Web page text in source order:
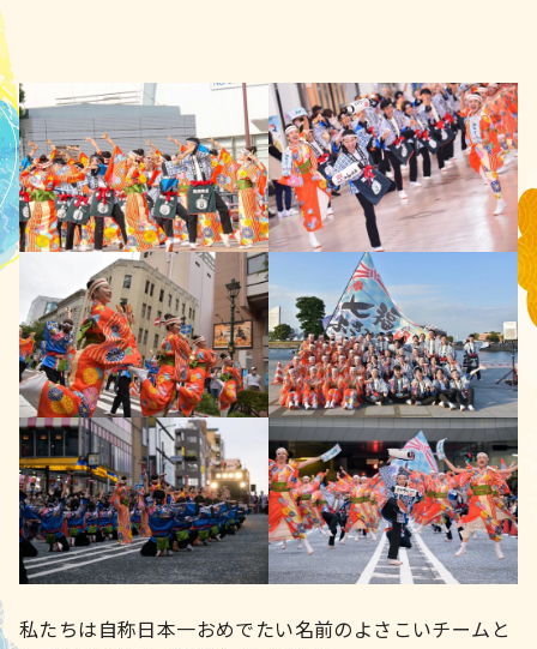
私たちは自称日本一おめでたい名前のよさこいチームと